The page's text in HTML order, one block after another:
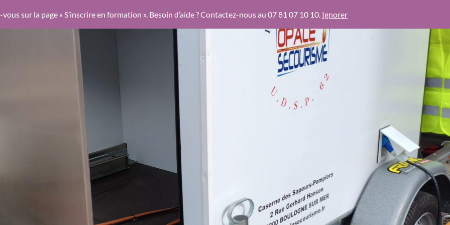
sur la page « S’inscrire en formation ». Besoin d’aide ? Contactez-nous au 07 81 07 10 10. Ignorer